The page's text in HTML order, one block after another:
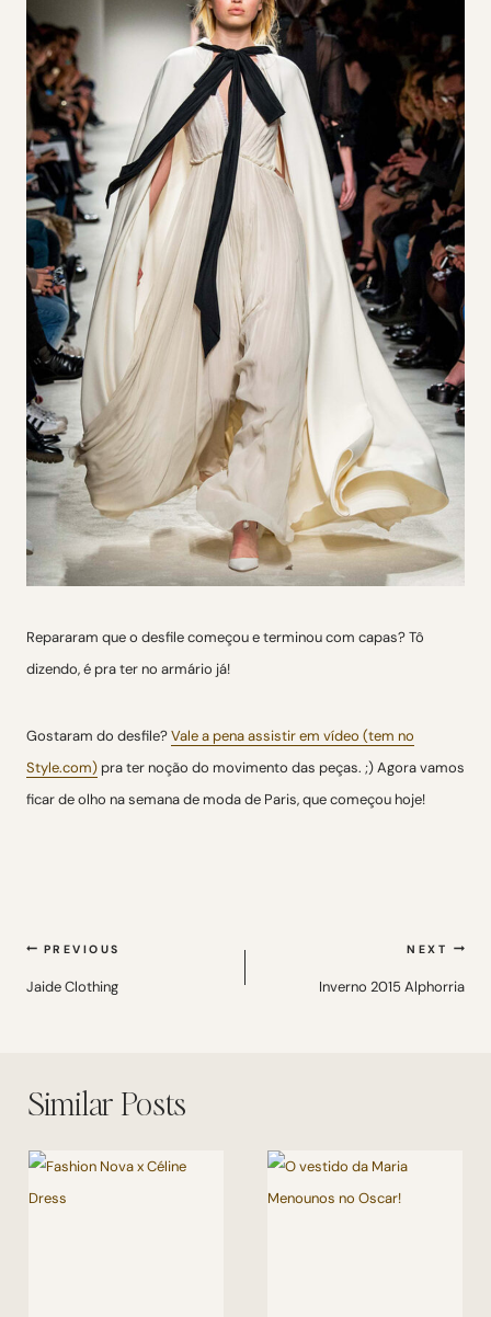
Repararam que o desfile começou e terminou com capas? Tô
dizendo, é pra ter no armário já!
Gostaram do desfile?Vale a pena assistir em vídeo (tem no
Style.com) pra ter noção do movimento das peças. ;) Agora vamos
ficar de olho na semana de moda de Paris, que começou hoje!
Navegação
de
PREVIOUS
Jaide Clothing
NEXT
Inverno 2015 Alphorria
Similar Posts